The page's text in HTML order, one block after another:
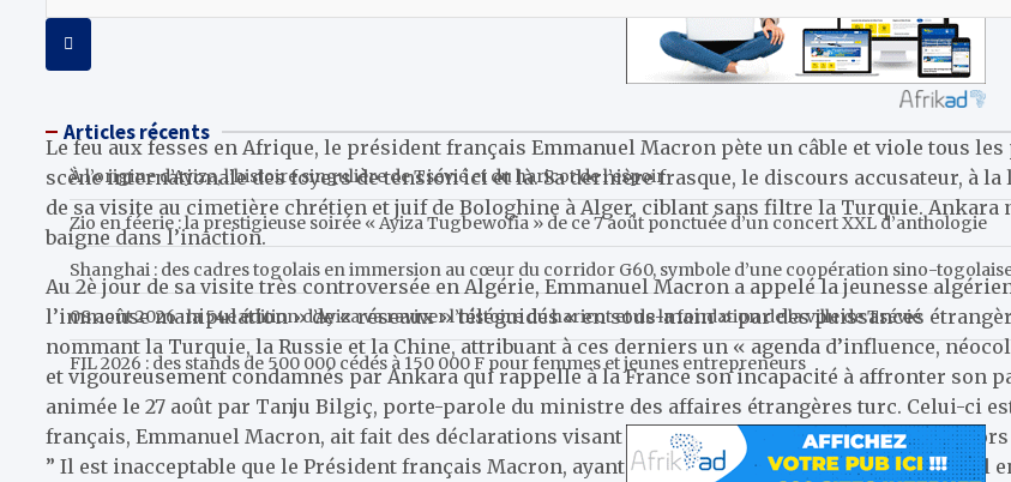
Le feu aux fesses en Afrique, le président français Emmanuel Macron pète un câble et viole tous
scène internationale des foyers de tension ici et là. Sa dernière frasque, le discours accusateur, à
de sa visite au cimetière chrétien et juif de Bologhine à Alger, ciblant sans filtre la Turquie. Ankara
baigne dans l’inaction.
Au 2è jour de sa visite très controversée en Algérie, Emmanuel Macron a appelé la jeunesse
l’immense manipulation » de « réseaux » téléguidés « en sous-main » par des puissances
nommant la Turquie, la Russie et la Chine, attribuant à ces derniers un « agenda d’influence,
et vigoureusement condamnés par Ankara qui rappelle à la France son incapacité à affronter son
animée le 27 août par Tanju Bilgiç, porte-parole du ministre des affaires étrangères turc. Celui-ci
français, Emmanuel Macron, ait fait des déclarations visant la Turquie, ainsi que d’autres pays,
” Il est inacceptable que le Président français Macron, ayant du mal à affronter son passé colonial
Articles récents
À l’origine d’Ayiza, l’histoire singulière de Tsévié et du haricot de l’espoir
Zio en féerie : la prestigieuse soirée « Ayiza Tugbewofia » de ce 7 août ponctuée d’un concert XXL d’anthologie
Shanghai : des cadres togolais en immersion au cœur du corridor G60, symbole d’une coopération sino-
08 août 2026 : la 54e édition d’Ayiza va raviver l’histoire du haricot et de la fondation de la ville de Tsévié
FIL 2026 : des stands de 500 000 cédés à 150 000 F pour femmes et jeunes entrepreneurs